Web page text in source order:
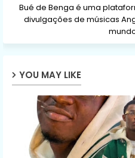
Bué de Benga é uma
divulgações de músicas
YOU MAY LIKE